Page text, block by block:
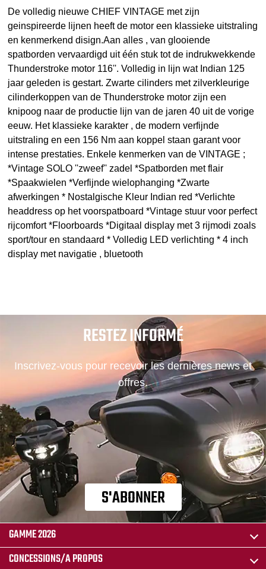
De volledig nieuwe CHIEF VINTAGE met zijn
geinspireerde lijnen heeft de motor een klassieke uitstraling
en kenmerkend disign.Aan alles , van glooiende
spatborden vervaardigd uit één stuk tot de indrukwekkende
Thunderstroke motor 116''. Volledig in lijn wat Indian 125
jaar geleden is gestart. Zwarte cilinders met zilverkleurige
cilinderkoppen van de Thunderstroke motor zijn een
knipoog naar de productie lijn van de jaren 40 uit de vorige
eeuw. Het klassieke karakter , de modern verfijnde
uitstraling en een 156 Nm aan koppel staan garant voor
intense prestaties. Enkele kenmerken van de VINTAGE ;
*Vintage SOLO ''zweef'' zadel *Spatborden met flair
*Spaakwielen *Verfijnde wielophanging *Zwarte
afwerkingen * Nostalgische Kleur Indian red *Verlichte
headdress op het voorspatboard *Vintage stuur voor perfect
rijcomfort *Floorboards *Digitaal display met 3 rijmodi zoals
sport/tour en standaard * Volledig LED verlichting * 4 inch
display met navigatie , bluetooth
RESTEZ INFORMÉ
Inscrivez-vous pour recevoir les dernières news et
offres.
S'ABONNER
GAMME 2026
CONCESSIONS/A PROPOS